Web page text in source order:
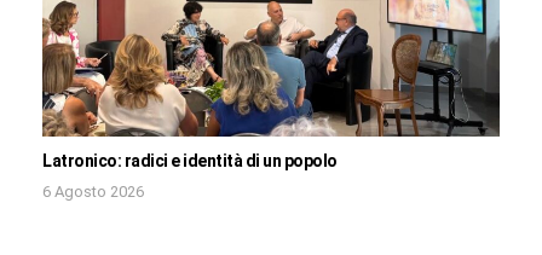
Latronico: radici e identità di un popolo
6 Agosto 2026